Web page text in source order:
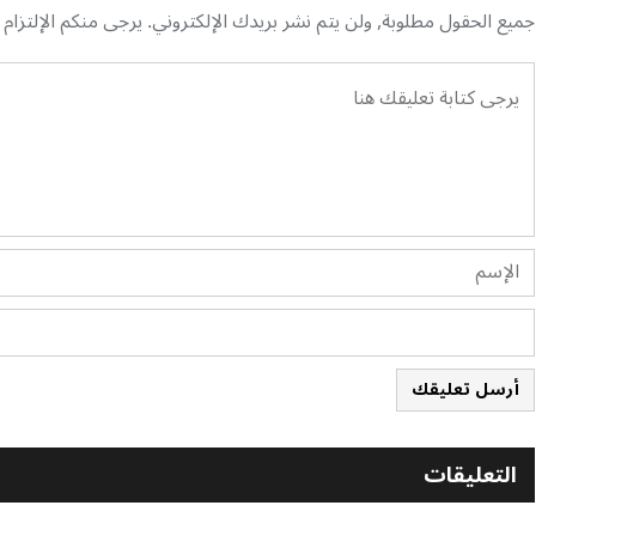
جميع الحقول مطلوبة, ولن يتم نشر بريدك الإلكتروني. يرجى منكم الإلتزام
أرسل تعليقك
التعليقات